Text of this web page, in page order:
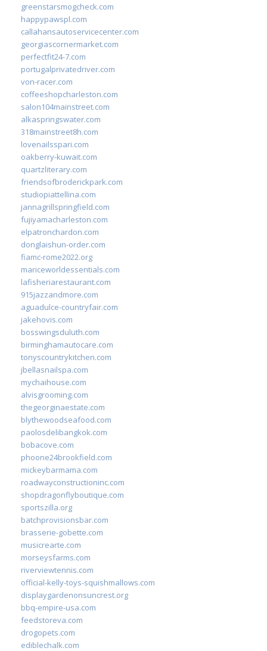
greenstarsmogcheck.com
happypawspl.com
callahansautoservicecenter.com
georgiascornermarket.com
perfectfit24-7.com
portugalprivatedriver.com
von-racer.com
coffeeshopcharleston.com
salon104mainstreet.com
alkaspringswater.com
318mainstreet8h.com
lovenailsspari.com
oakberry-kuwait.com
quartzliterary.com
friendsofbroderickpark.com
studiopiattellina.com
jannagrillspringfield.com
fujiyamacharleston.com
elpatronchardon.com
donglaishun-order.com
fiamc-rome2022.org
mariceworldessentials.com
lafisheriarestaurant.com
915jazzandmore.com
aguadulce-countryfair.com
jakehovis.com
bosswingsduluth.com
birminghamautocare.com
tonyscountrykitchen.com
jbellasnailspa.com
mychaihouse.com
alvisgrooming.com
thegeorginaestate.com
blythewoodseafood.com
paolosdelibangkok.com
bobacove.com
phoone24brookfield.com
mickeybarmama.com
roadwayconstructioninc.com
shopdragonflyboutique.com
sportszilla.org
batchprovisionsbar.com
brasserie-gobette.com
musicrearte.com
morseysfarms.com
riverviewtennis.com
official-kelly-toys-squishmallows.com
displaygardenonsuncrest.org
bbq-empire-usa.com
feedstoreva.com
drogopets.com
ediblechalk.com